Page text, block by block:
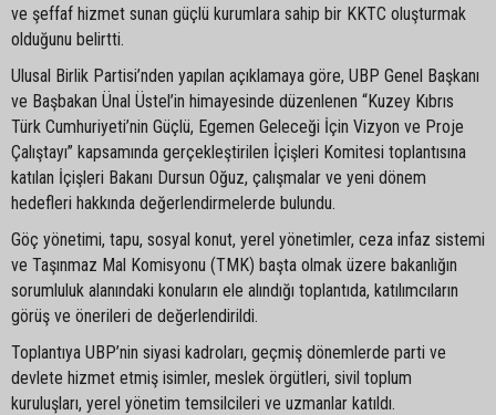
ve şeffaf hizmet sunan güçlü kurumlara sahip bir KKTC oluşturmak
olduğunu belirtti.
Ulusal Birlik Partisi’nden yapılan açıklamaya göre, UBP Genel Başkanı
ve Başbakan Ünal Üstel’in himayesinde düzenlenen “Kuzey Kıbrıs
Türk Cumhuriyeti’nin Güçlü, Egemen Geleceği İçin Vizyon ve Proje
Çalıştayı” kapsamında gerçekleştirilen İçişleri Komitesi toplantısına
katılan İçişleri Bakanı Dursun Oğuz, çalışmalar ve yeni dönem
hedefleri hakkında değerlendirmelerde bulundu.
Göç yönetimi, tapu, sosyal konut, yerel yönetimler, ceza infaz sistemi
ve Taşınmaz Mal Komisyonu (TMK) başta olmak üzere bakanlığın
sorumluluk alanındaki konuların ele alındığı toplantıda, katılımcıların
görüş ve önerileri de değerlendirildi.
Toplantıya UBP’nin siyasi kadroları, geçmiş dönemlerde parti ve
devlete hizmet etmiş isimler, meslek örgütleri, sivil toplum
kuruluşları, yerel yönetim temsilcileri ve uzmanlar katıldı.